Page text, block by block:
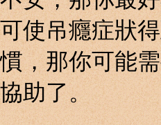
使吊癮症狀
，那你可能
助了。